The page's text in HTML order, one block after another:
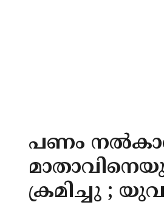
പണം
ക്രമിച്ചു ;